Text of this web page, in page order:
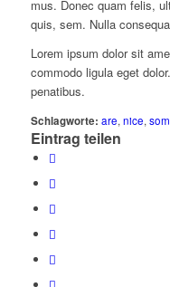
mus. Donec quam felis,
quis, sem. Nulla
Lorem ipsum dolor sit
commodo ligula eget
penatibus.
Schlagworte: are, nice,
Eintrag teilen